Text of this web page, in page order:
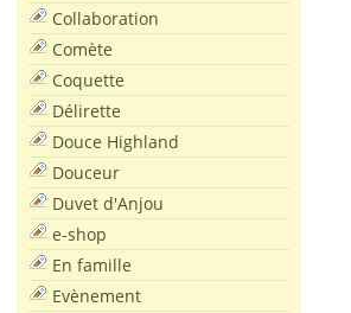
Collaboration
Comète
Coquette
Délirette
Douce Highland
Douceur
Duvet d'Anjou
e-shop
En famille
Evènement